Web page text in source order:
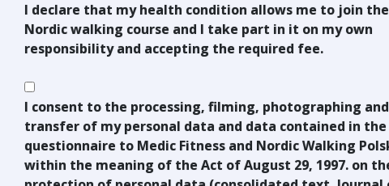
I declare that my health condition allows me to join the
Nordic walking course and I take part in it on my own
responsibility and accepting the required fee.
I consent to the processing, filming, photographing and
transfer of my personal data and data contained in the
questionnaire to Medic Fitness and Nordic Walking
within the meaning of the Act of August 29, 1997. on